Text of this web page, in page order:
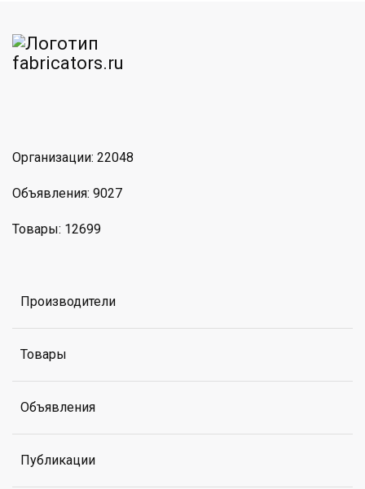
Организации: 22048
Объявления: 9027
Товары: 12699
Производители
Товары
Объявления
Публикации